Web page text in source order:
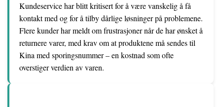
Kundeservice har blitt kritisert for å være vanskelig å få
kontakt med og for å tilby dårlige løsninger på problemene.
Flere kunder har meldt om frustrasjoner når de har ønsket å
returnere varer, med krav om at produktene må sendes til
Kina med sporingsnummer – en kostnad som ofte
overstiger verdien av varen.